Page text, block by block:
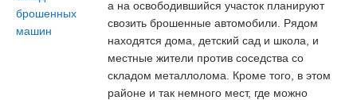
а на освободившийся участок планируют
свозить брошенные автомобили. Рядом
находятся дома, детский сад и школа, и
местные жители против соседства со
складом металлолома. Кроме того, в этом
районе и так немного мест, где можно